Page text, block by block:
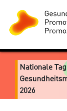
Nationale
2026